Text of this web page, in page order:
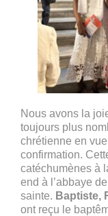
Nous avons la
toujours plus
chrétienne en
confirmation.
catéchumènes à
end à l’abbaye
sainte. Baptiste,
ont reçu le